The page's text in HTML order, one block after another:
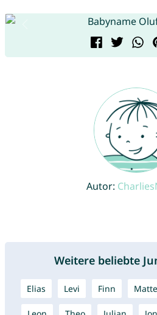
Autor:
Weitere beliebte
Elias Levi Finn